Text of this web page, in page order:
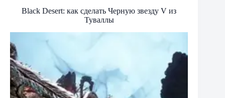
Black Desert: как сделать Черную звезду V из
Туваллы